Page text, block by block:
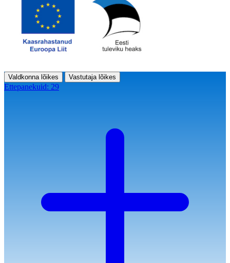
Valdkonna lõikes Vastutaja lõikes
Ettepanekuid: 29